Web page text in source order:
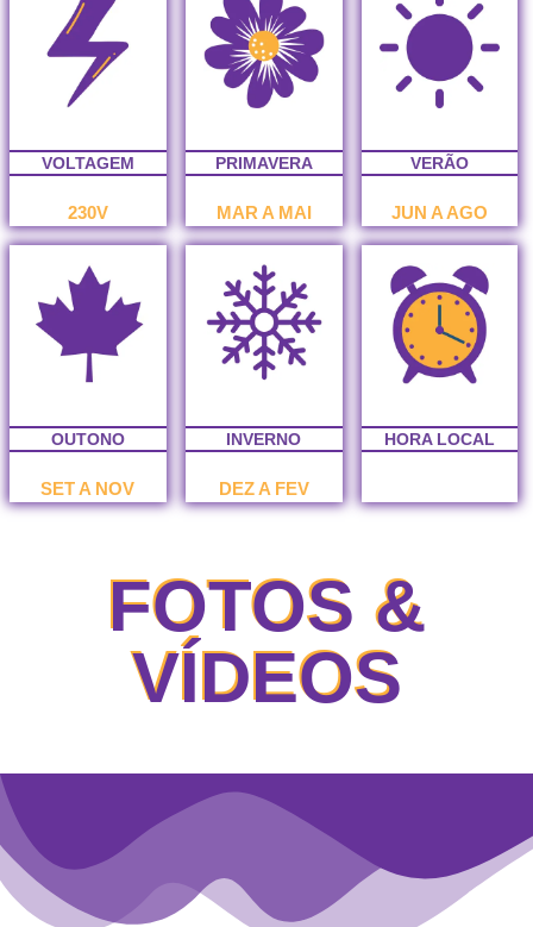
VOLTAGEM
230V
PRIMAVERA
MAR A MAI
VERÃO
JUN A AGO
OUTONO
SET A NOV
INVERNO
DEZ A FEV
HORA LOCAL
FOTOS &
VÍDEOS